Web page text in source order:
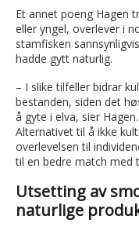
Et annet poeng Hagen
eller yngel, overlever i
stamfisken
hadde gytt naturlig.
– I slike tilfeller bidrar
bestanden, siden det
å gyte i elva, sier Hagen.
Alternativet til å ikke
overlevelsen til
til en bedre match med
Utsetting av
naturlige